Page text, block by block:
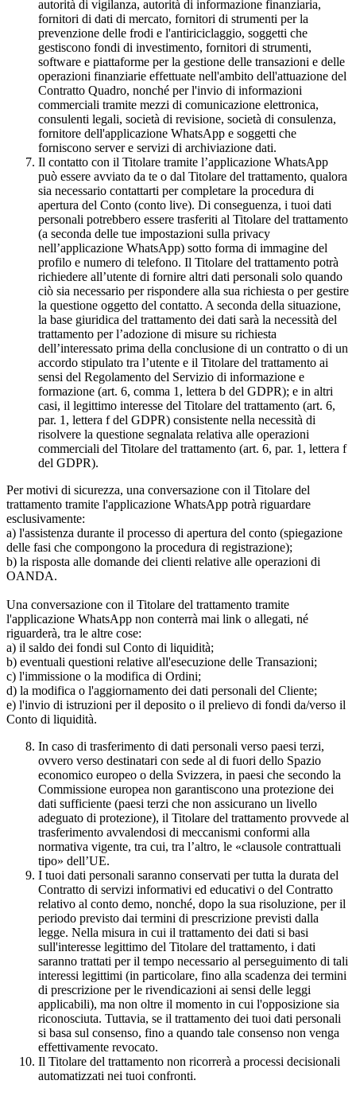
autorità di vigilanza, autorità di informazione finanziaria,
fornitori di dati di mercato, fornitori di strumenti per la
prevenzione delle frodi e l'antiriciclaggio, soggetti che
gestiscono fondi di investimento, fornitori di strumenti,
software e piattaforme per la gestione delle transazioni e delle
operazioni finanziarie effettuate nell'ambito dell'attuazione del
Contratto Quadro, nonché per l'invio di informazioni
commerciali tramite mezzi di comunicazione elettronica,
consulenti legali, società di revisione, società di consulenza,
fornitore dell'applicazione WhatsApp e soggetti che
forniscono server e servizi di archiviazione dati.
Il contatto con il Titolare tramite l’applicazione WhatsApp
può essere avviato da te o dal Titolare del trattamento, qualora
sia necessario contattarti per completare la procedura di
apertura del Conto (conto live). Di conseguenza, i tuoi dati
personali potrebbero essere trasferiti al Titolare del trattamento
(a seconda delle tue impostazioni sulla privacy
nell’applicazione WhatsApp) sotto forma di immagine del
profilo e numero di telefono. Il Titolare del trattamento potrà
richiedere all’utente di fornire altri dati personali solo quando
ciò sia necessario per rispondere alla sua richiesta o per gestire
la questione oggetto del contatto. A seconda della situazione,
la base giuridica del trattamento dei dati sarà la necessità del
trattamento per l’adozione di misure su richiesta
dell’interessato prima della conclusione di un contratto o di un
accordo stipulato tra l’utente e il Titolare del trattamento ai
sensi del Regolamento del Servizio di informazione e
formazione (art. 6, comma 1, lettera b del GDPR); e in altri
casi, il legittimo interesse del Titolare del trattamento (art. 6,
par. 1, lettera f del GDPR) consistente nella necessità di
risolvere la questione segnalata relativa alle operazioni
commerciali del Titolare del trattamento (art. 6, par. 1, lettera f
del GDPR).
Per motivi di sicurezza, una conversazione con il Titolare del
trattamento tramite l'applicazione WhatsApp potrà riguardare
esclusivamente:
a) l'assistenza durante il processo di apertura del conto (spiegazione
delle fasi che compongono la procedura di registrazione);
b) la risposta alle domande dei clienti relative alle operazioni di
OANDA.
Una conversazione con il Titolare del trattamento tramite
l'applicazione WhatsApp non conterrà mai link o allegati, né
riguarderà, tra le altre cose:
a) il saldo dei fondi sul Conto di liquidità;
b) eventuali questioni relative all'esecuzione delle Transazioni;
c) l'immissione o la modifica di Ordini;
d) la modifica o l'aggiornamento dei dati personali del Cliente;
e) l'invio di istruzioni per il deposito o il prelievo di fondi da/verso il
Conto di liquidità.
In caso di trasferimento di dati personali verso paesi terzi,
ovvero verso destinatari con sede al di fuori dello Spazio
economico europeo o della Svizzera, in paesi che secondo la
Commissione europea non garantiscono una protezione dei
dati sufficiente (paesi terzi che non assicurano un livello
adeguato di protezione), il Titolare del trattamento provvede al
trasferimento avvalendosi di meccanismi conformi alla
normativa vigente, tra cui, tra l’altro, le «clausole contrattuali
tipo» dell’UE.
I tuoi dati personali saranno conservati per tutta la durata del
Contratto di servizi informativi ed educativi o del Contratto
relativo al conto demo, nonché, dopo la sua risoluzione, per il
periodo previsto dai termini di prescrizione previsti dalla
legge. Nella misura in cui il trattamento dei dati si basi
sull'interesse legittimo del Titolare del trattamento, i dati
saranno trattati per il tempo necessario al perseguimento di tali
interessi legittimi (in particolare, fino alla scadenza dei termini
di prescrizione per le rivendicazioni ai sensi delle leggi
applicabili), ma non oltre il momento in cui l'opposizione sia
riconosciuta. Tuttavia, se il trattamento dei tuoi dati personali
si basa sul consenso, fino a quando tale consenso non venga
effettivamente revocato.
Il Titolare del trattamento non ricorrerà a processi decisionali
automatizzati nei tuoi confronti.